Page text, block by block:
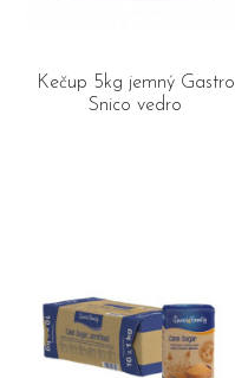
Kečup 5kg jemný Gastro
Snico vedro